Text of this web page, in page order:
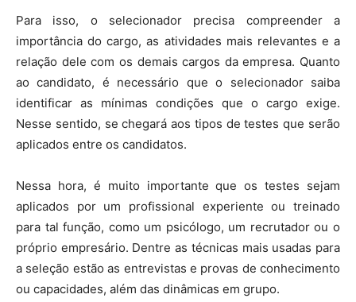
Para isso, o selecionador precisa compreender a
importância do cargo, as atividades mais relevantes e a
relação dele com os demais cargos da empresa. Quanto
ao candidato, é necessário que o selecionador saiba
identificar as mínimas condições que o cargo exige.
Nesse sentido, se chegará aos tipos de testes que serão
aplicados entre os candidatos.
Nessa hora, é muito importante que os testes sejam
aplicados por um profissional experiente ou treinado
para tal função, como um psicólogo, um recrutador ou o
próprio empresário. Dentre as técnicas mais usadas para
a seleção estão as entrevistas e provas de conhecimento
ou capacidades, além das dinâmicas em grupo.